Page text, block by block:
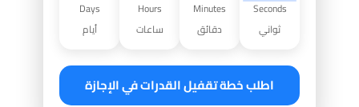
Days
أيام
Hours
ساعات
Minutes
دقائق
Seconds
ثواني
اطلب خطة تقفيل القدرات في الإجازة